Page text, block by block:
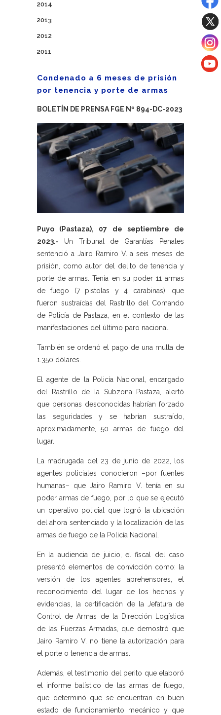
2014
2013
2012
2011
Condenado a 6 meses de prisión
por tenencia y porte de armas
BOLETÍN DE PRENSA FGE Nº 894-DC-2023
Puyo (Pastaza), 07 de septiembre de
2023.- Un Tribunal de Garantías Penales
sentenció a Jairo Ramiro V. a seis meses de
prisión, como autor del delito de tenencia y
porte de armas. Tenía en su poder 11 armas
de fuego (7 pistolas y 4 carabinas), que
fueron sustraídas del Rastrillo del Comando
de Policía de Pastaza, en el contexto de las
manifestaciones del último paro nacional.
También se ordenó el pago de una multa de
1.350 dólares.
El agente de la Policía Nacional, encargado
del Rastrillo de la Subzona Pastaza, alertó
que personas desconocidas habrían forzado
las seguridades y se habrían sustraído,
aproximadamente, 50 armas de fuego del
lugar.
La madrugada del 23 de junio de 2022, los
agentes policiales conocieron –por fuentes
humanas– que Jairo Ramiro V. tenía en su
poder armas de fuego, por lo que se ejecutó
un operativo policial que logró la ubicación
del ahora sentenciado y la localización de las
armas de fuego de la Policía Nacional.
En la audiencia de juicio, el fiscal del caso
presentó elementos de convicción como: la
versión de los agentes aprehensores, el
reconocimiento del lugar de los hechos y
evidencias, la certificación de la Jefatura de
Control de Armas de la Dirección Logística
de las Fuerzas Armadas, que demostró que
Jairo Ramiro V. no tiene la autorización para
el porte o tenencia de armas.
Además, el testimonio del perito que elaboró
el informe balístico de las armas de fuego,
que determinó que se encuentran en buen
estado de funcionamiento mecánico y que